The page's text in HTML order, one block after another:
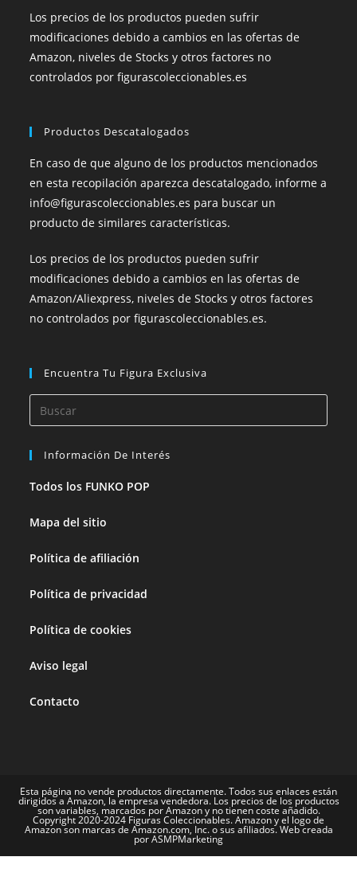
Los precios de los productos pueden sufrir
modificaciones debido a cambios en las ofertas de
Amazon, niveles de Stocks y otros factores no
controlados por figurascoleccionables.es
Productos Descatalogados
En caso de que alguno de los productos mencionados
en esta recopilación aparezca descatalogado, informe a
info@figurascoleccionables.es para buscar un
producto de similares características.
Los precios de los productos pueden sufrir
modificaciones debido a cambios en las ofertas de
Amazon/Aliexpress, niveles de Stocks y otros factores
no controlados por figurascoleccionables.es.
Encuentra Tu Figura Exclusiva
Información De Interés
Todos los FUNKO POP
Mapa del sitio
Política de afiliación
Política de privacidad
Política de cookies
Aviso legal
Contacto
Esta página no vende productos directamente. Todos sus enlaces están
dirigidos a Amazon, la empresa vendedora. Los precios de los productos
son variables, marcados por Amazon y no tienen coste añadido.
Copyright 2020-2024 Figuras Coleccionables. Amazon y el logo de
Amazon son marcas de Amazon.com, Inc. o sus afiliados. Web creada
por ASMPMarketing